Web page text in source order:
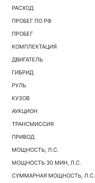
РАСХОД
ПРОБЕГ ПО РФ
ПРОБЕГ
КОМПЛЕКТАЦИЯ
ДВИГАТЕЛЬ
ГИБРИД
РУЛЬ
КУЗОВ
АУКЦИОН
ТРАНСМИССИЯ
ПРИВОД
МОЩНОСТЬ, Л.С.
МОЩНОСТЬ 30 МИН, Л.С.
СУММАРНАЯ МОЩНОСТЬ, Л.С.